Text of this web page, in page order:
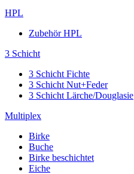
HPL
Zubehör HPL
3 Schicht
3 Schicht Fichte
3 Schicht Nut+Feder
3 Schicht Lärche/Douglasie
Multiplex
Birke
Buche
Birke beschichtet
Eiche